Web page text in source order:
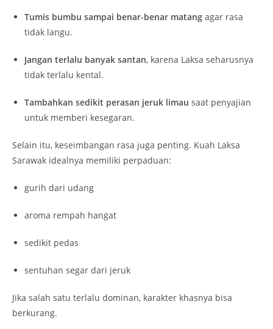
Tumis bumbu sampai benar-benar matang agar rasa
tidak langu.
Jangan terlalu banyak santan, karena Laksa seharusnya
tidak terlalu kental.
Tambahkan sedikit perasan jeruk limau saat penyajian
untuk memberi kesegaran.
Selain itu, keseimbangan rasa juga penting. Kuah Laksa
Sarawak idealnya memiliki perpaduan:
gurih dari udang
aroma rempah hangat
sedikit pedas
sentuhan segar dari jeruk
Jika salah satu terlalu dominan, karakter khasnya bisa
berkurang.